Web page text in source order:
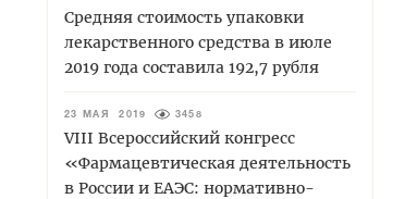
Средняя стоимость упаковки
лекарственного средства в июле
2019 года составила 192,7 рубля
23 МАЯ 2019 3458
VIII Всероссийский конгресс
«Фармацевтическая деятельность
в России и ЕАЭС: нормативно-